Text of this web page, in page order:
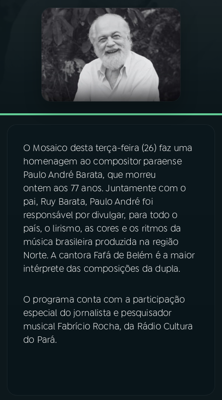
PROGRAMAS
PODCASTS
VIDEOCASTS
08FESTIVAL DE MÚSICA
ACOMPANHE A RÁDIO NACIONAL
YouTube Facebook
Instagram X
TikTok
O Mosaico desta terça-feira (26) faz uma
homenagem ao compositor paraense
Paulo André Barata, que morreu
ontem aos 77 anos. Juntamente com o
pai, Ruy Barata, Paulo André foi
responsável por divulgar, para todo o
país, o lirismo, as cores e os ritmos da
música brasileira produzida na região
Norte. A cantora Fafá de Belém é a maior
intérprete das composições da dupla.
O programa conta com a participação
especial do jornalista e pesquisador
musical Fabrício Rocha, da Rádio Cultura
do Pará.